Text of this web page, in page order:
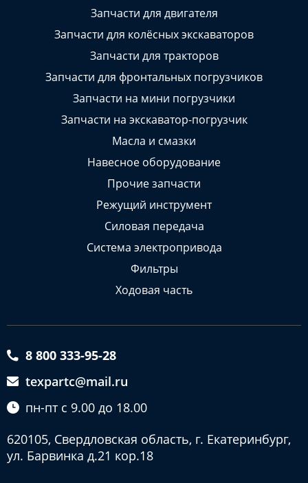
Запчасти для двигателя
Запчасти для колёсных экскаваторов
Запчасти для тракторов
Запчасти для фронтальных погрузчиков
Запчасти на мини погрузчики
Запчасти на экскаватор-погрузчик
Масла и смазки
Навесное оборудование
Прочие запчасти
Режущий инструмент
Силовая передача
Система электропривода
Фильтры
Ходовая часть
8 800 333-95-28
texpartc@mail.ru
пн-пт с 9.00 до 18.00
620105, Свердловская область, г. Екатеринбург,
ул. Барвинка д.21 кор.18